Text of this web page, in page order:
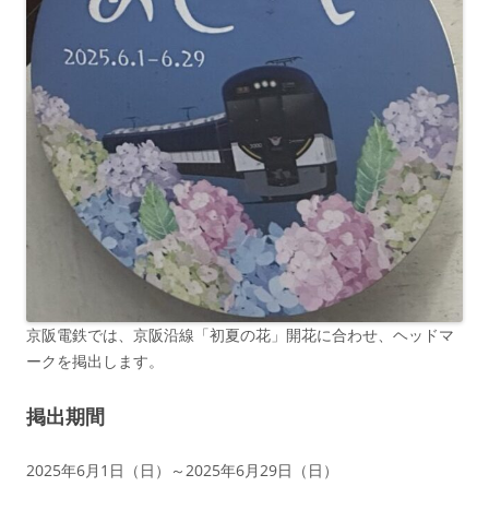
京阪電鉄では、京阪沿線「初夏の花」開花に合わせ、ヘッドマ
ークを掲出します。
掲出期間
2025年6月1日（日）～2025年6月29日（日）